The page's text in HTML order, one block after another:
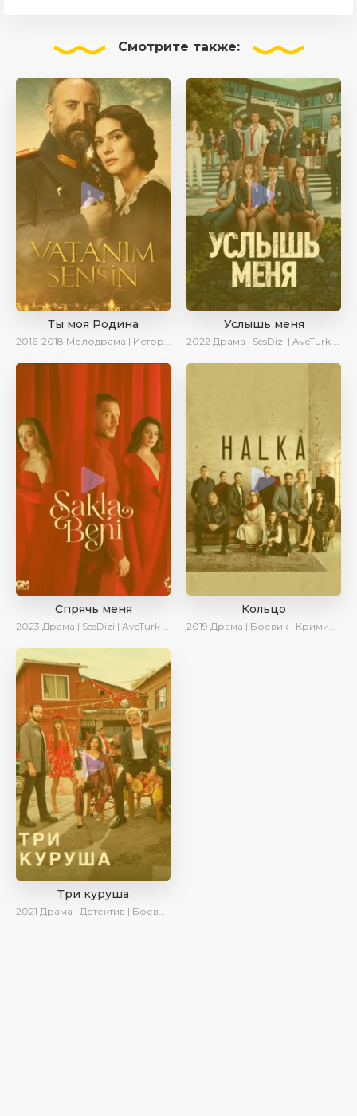
Смотрите также:
Ты моя Родина
2016-2018 Мелодрама | Исторический | Военный | Turok1990
Услышь меня
2022 Драма | SesDizi | AveTurk | Turok1990
Спрячь меня
2023 Драма | SesDizi | AveTurk | AlisaDirilis | Сериалы 2023
Кольцо
2019 Драма | Боевик | Криминал
Три куруша
2021 Драма | Детектив | Боевик | SesDizi | Ирина Котова | AveTurk